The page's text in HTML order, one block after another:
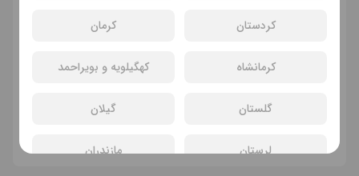
کردستان کرمان
کرمانشاه کهگیلویه و بویراحمد
گلستان گیلان
لرستان مازندران